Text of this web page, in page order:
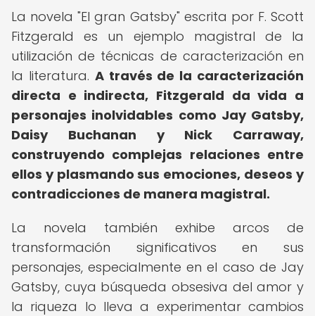
La novela "El gran Gatsby" escrita por F. Scott
Fitzgerald es un ejemplo magistral de la
utilización de técnicas de caracterización en
la literatura. A través de la caracterización
directa e indirecta, Fitzgerald da vida a
personajes inolvidables como Jay Gatsby,
Daisy Buchanan y Nick Carraway,
construyendo complejas relaciones entre
ellos y plasmando sus emociones, deseos y
contradicciones de manera magistral.
La novela también exhibe arcos de
transformación significativos en sus
personajes, especialmente en el caso de Jay
Gatsby, cuya búsqueda obsesiva del amor y
la riqueza lo lleva a experimentar cambios